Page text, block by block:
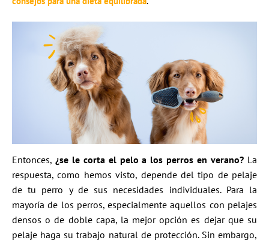
Entonces, ¿se le corta el pelo a los perros en verano? La
respuesta, como hemos visto, depende del tipo de pelaje
de tu perro y de sus necesidades individuales. Para la
mayoría de los perros, especialmente aquellos con pelajes
densos o de doble capa, la mejor opción es dejar que su
pelaje haga su trabajo natural de protección. Sin embargo,